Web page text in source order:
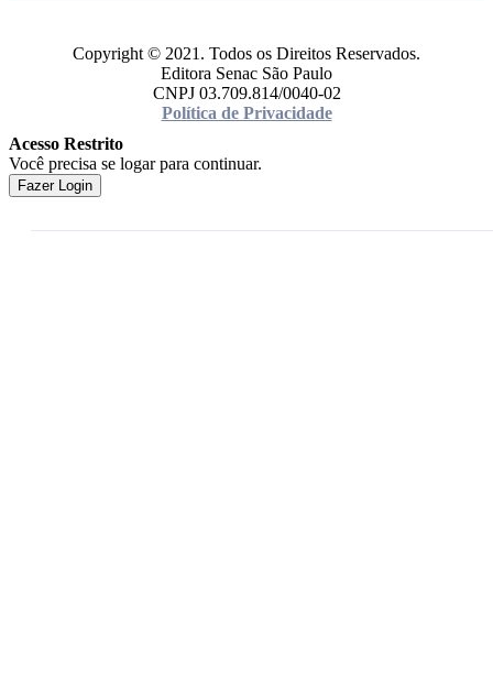
Copyright © 2021. Todos os Direitos Reservados.
Editora Senac São Paulo
CNPJ 03.709.814/0040-02
Política de Privacidade
Acesso Restrito
Você precisa se logar para continuar.
Fazer Login